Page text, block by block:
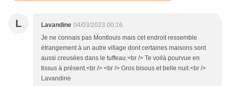
L Lavandine 04/03/2023 00:16
Je ne connais pas Montlouis mais cet endroit ressemble
étrangement à un autre village dont certaines maisons sont
aussi creusées dans le tuffeau.<br /> Te voilà pourvue en
tissus à présent.<br /> <br /> Gros bisous et belle nuit.<br />
Lavandine